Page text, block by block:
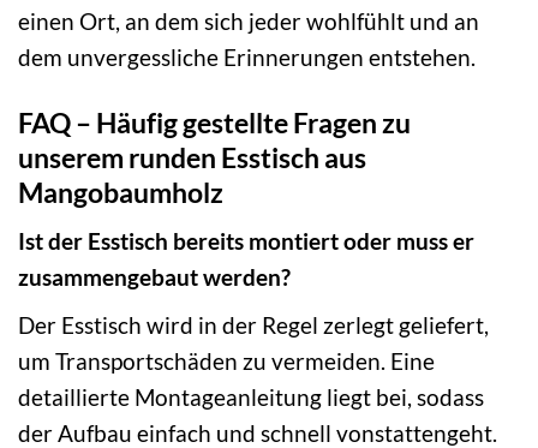
einen Ort, an dem sich jeder wohlfühlt und an
dem unvergessliche Erinnerungen entstehen.
FAQ – Häufig gestellte Fragen zu
unserem runden Esstisch aus
Mangobaumholz
Ist der Esstisch bereits montiert oder muss er
zusammengebaut werden?
Der Esstisch wird in der Regel zerlegt geliefert,
um Transportschäden zu vermeiden. Eine
detaillierte Montageanleitung liegt bei, sodass
der Aufbau einfach und schnell vonstattengeht.